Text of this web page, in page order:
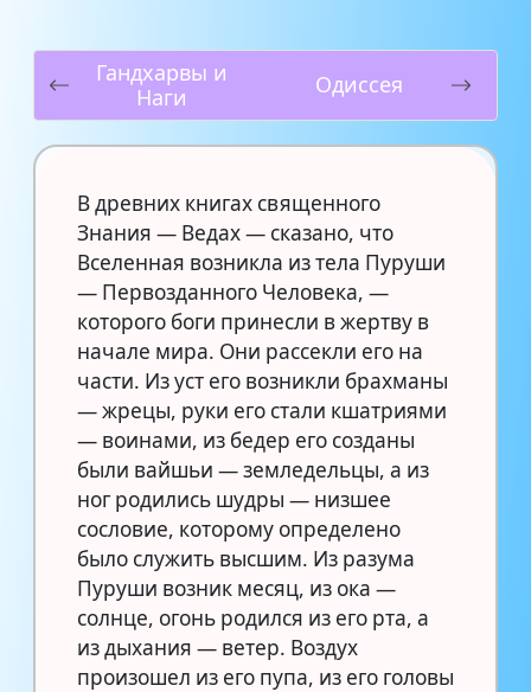
Гандхарвы и
Наги
Одиссея
В древних книгах священного
Знания — Ведах — сказано, что
Вселенная возникла из тела Пуруши
— Первозданного Человека, —
которого боги принесли в жертву в
начале мира. Они рассекли его на
части. Из уст его возникли брахманы
— жрецы, руки его стали кшатриями
— воинами, из бедер его созданы
были вайшьи — земледельцы, а из
ног родились шудры — низшее
сословие, которому определено
было служить высшим. Из разума
Пуруши возник месяц, из ока —
солнце, огонь родился из его рта, а
из дыхания — ветер. Воздух
произошел из его пупа, из его головы